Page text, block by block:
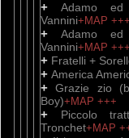
+ Adamo
Vannini+MAP +++
+ Adamo
Vannini+MAP +++
+ Fratelli +
+ America
+Grazie zio
Boy)+MAP +++
+
Piccolo
Tronchet+MAP